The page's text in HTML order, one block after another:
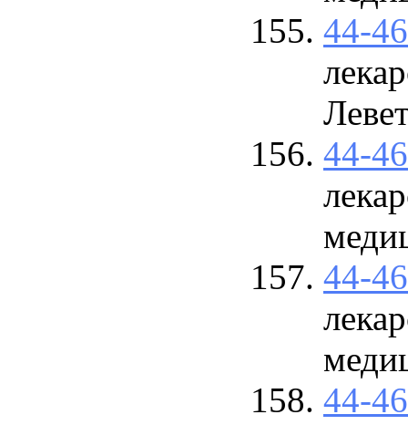
44-
44-
44-
44-